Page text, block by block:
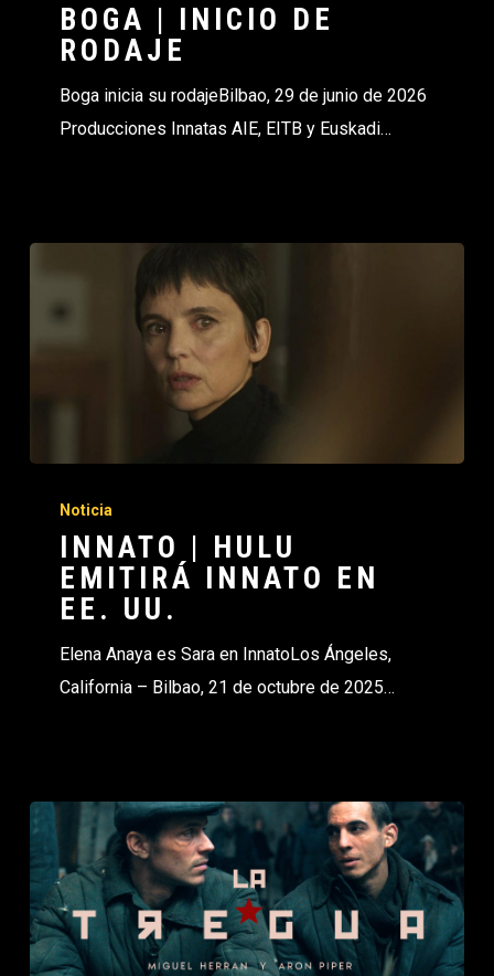
BOGA | INICIO DE
RODAJE
Boga inicia su rodajeBilbao, 29 de junio de 2026
Producciones Innatas AIE, EITB y Euskadi…
Noticia
INNATO | HULU
EMITIRÁ INNATO EN
EE. UU.
Elena Anaya es Sara en InnatoLos Ángeles,
California – Bilbao, 21 de octubre de 2025…